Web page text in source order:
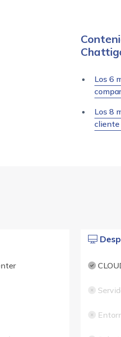
Los 6
Los 8
cliente